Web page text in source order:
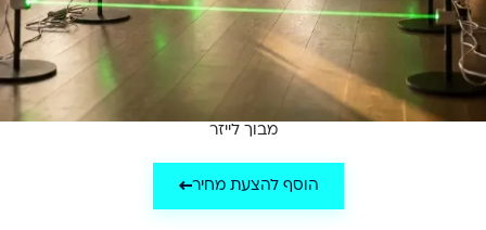
מבוך לייזר
הוסף להצעת מחיר